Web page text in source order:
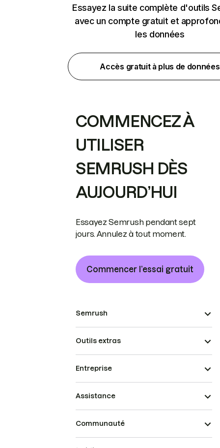
Essayez la suite complète d'outils
avec un compte gratuit et
les données
Accès gratuit à plus de données
COMMENCEZ À
UTILISER
SEMRUSH DÈS
AUJOURD’HUI
Essayez Semrush pendant sept
jours. Annulez à tout moment.
Commencer l’essai gratuit
Semrush
Outils extras
Entreprise
Assistance
Communauté